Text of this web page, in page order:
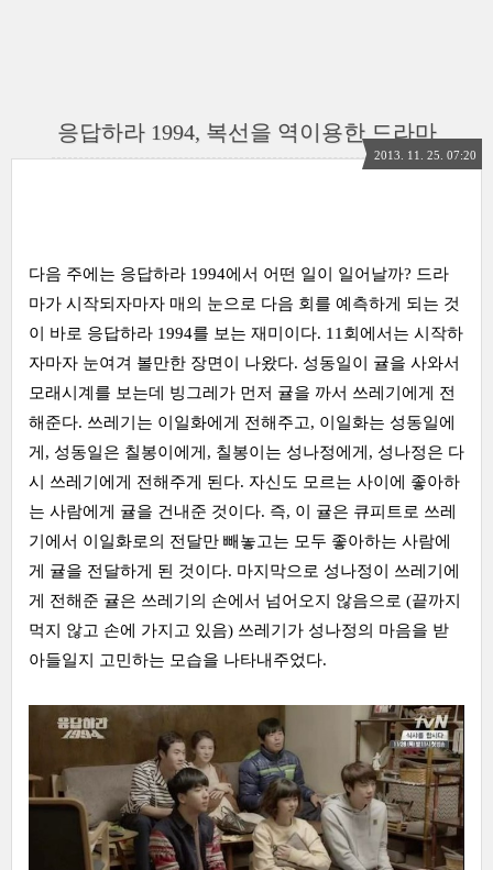
응답하라 1994, 복선을 역이용한 드라마
2013. 11. 25. 07:20
다음 주에는 응답하라 1994에서 어떤 일이 일어날까? 드라
마가 시작되자마자 매의 눈으로 다음 회를 예측하게 되는 것
이 바로 응답하라 1994를 보는 재미이다. 11회에서는 시작하
자마자 눈여겨 볼만한 장면이 나왔다. 성동일이 귤을 사와서
모래시계를 보는데 빙그레가 먼저 귤을 까서 쓰레기에게 전
해준다. 쓰레기는 이일화에게 전해주고, 이일화는 성동일에
게, 성동일은 칠봉이에게, 칠봉이는 성나정에게, 성나정은 다
시 쓰레기에게 전해주게 된다. 자신도 모르는 사이에 좋아하
는 사람에게 귤을 건내준 것이다. 즉, 이 귤은 큐피트로 쓰레
기에서 이일화로의 전달만 빼놓고는 모두 좋아하는 사람에
게 귤을 전달하게 된 것이다. 마지막으로 성나정이 쓰레기에
게 전해준 귤은 쓰레기의 손에서 넘어오지 않음으로 (끝까지
먹지 않고 손에 가지고 있음) 쓰레기가 성나정의 마음을 받
아들일지 고민하는 모습을 나타내주었다.